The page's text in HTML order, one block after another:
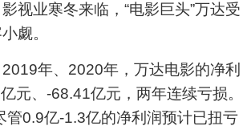
业寒冬来临，“电影巨头”万达受
觑。
年、2020年，万达电影的净利
元、-68.41亿元，两年连续亏损。
管0.9亿-1.3亿的净利润预计已扭亏